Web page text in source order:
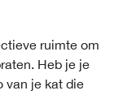
ruimte om
Heb je je
van je kat die